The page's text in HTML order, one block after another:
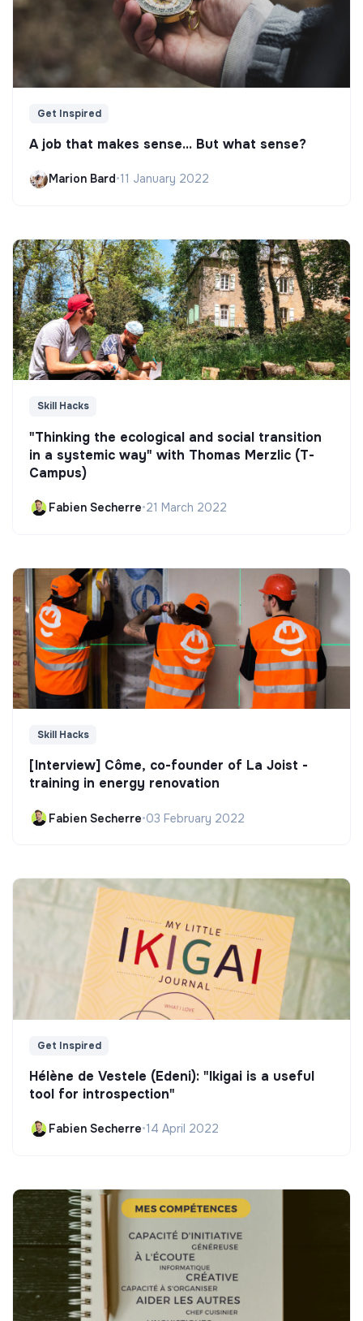
Get Inspired
A job that makes sense... But what sense?
Marion Bard•11 January 2022
Skill Hacks
"Thinking the ecological and social transition
in a systemic way" with Thomas Merzlic (T-
Campus)
Fabien Secherre•21 March 2022
Skill Hacks
[Interview] Côme, co-founder of La Joist -
training in energy renovation
Fabien Secherre•03 February 2022
Get Inspired
Hélène de Vestele (Edeni): "Ikigai is a useful
tool for introspection"
Fabien Secherre•14 April 2022